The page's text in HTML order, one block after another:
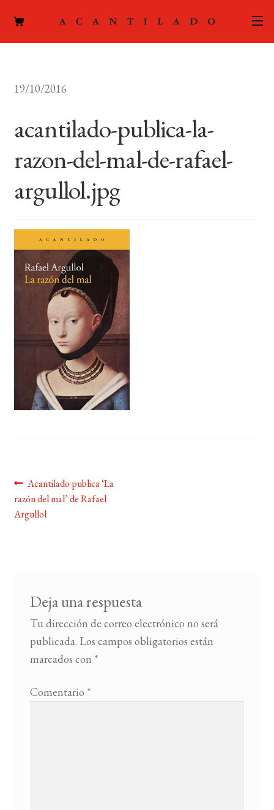
ACTUALIDAD
PODCAST
19/10/2016
acantilado-publica-la-
razon-del-mal-de-rafael-
argullol.jpg
Navegación
de
Anterior:
Acantilado publica ‘La
razón del mal’ de Rafael
Argullol
Deja una respuesta
Tu dirección de correo electrónico no será
publicada. Los campos obligatorios están
marcados con *
Comentario *